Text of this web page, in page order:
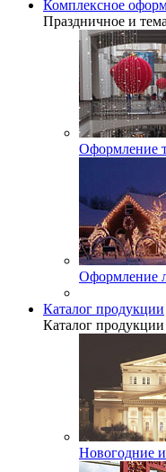
Комплексное
Праздничное и
Оформление
Оформление
Каталог продукции
Каталог продукции
Новогодние